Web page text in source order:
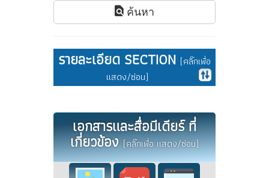
ค้นหา
รายละเอียด SECTION (คลิ๊กเพื่อ
แสดง/ซ่อน)
เอกสารและสื่อมีเดียร์ ที่
เกี่ยวข้อง(คลิ๊กเพื่อ แสดง/ซ่อน)